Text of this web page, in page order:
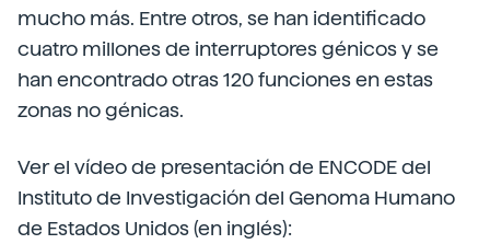
mucho más. Entre otros, se han identificado
cuatro millones de interruptores génicos y se
han encontrado otras 120 funciones en estas
zonas no génicas.
Ver el vídeo de presentación de ENCODE del
Instituto de Investigación del Genoma Humano
de Estados Unidos (en inglés):